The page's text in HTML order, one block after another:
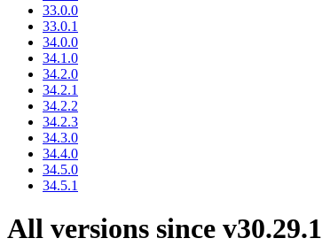
33.0.0
33.0.1
34.0.0
34.1.0
34.2.0
34.2.1
34.2.2
34.2.3
34.3.0
34.4.0
34.5.0
34.5.1
All versions since v30.29.1